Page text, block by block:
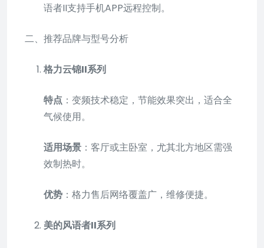
语者II支持手机APP远程控制。
二、推荐品牌与型号分析
格力云锦II系列
特点 ：变频技术稳定，节能效果突出，适合全
气候使用。
适用场景 ：客厅或主卧室，尤其北方地区需强
效制热时。
优势 ：格力售后网络覆盖广，维修便捷。
美的风语者II系列